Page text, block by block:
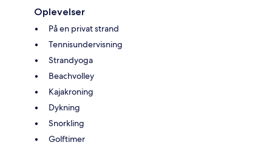
Oplevelser
På en privat strand
Tennisundervisning
Strandyoga
Beachvolley
Kajakroning
Dykning
Snorkling
Golftimer